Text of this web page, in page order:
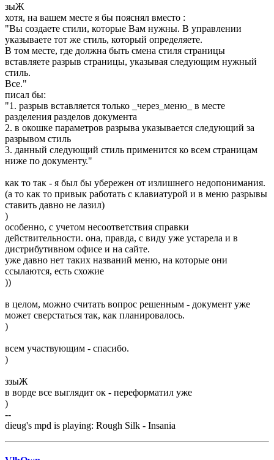
зыЖ
хотя, на вашем месте я бы пояснял вместо :
"Вы создаете стили, которые Вам нужны. В управлении
указываете тот же стиль, который определяете.
В том месте, где должна быть смена стиля страницы
вставляете разрыв страницы, указывая следующим нужный
стиль.
Все."
писал бы:
"1. разрыв вставляется только _через_меню_ в месте
разделения разделов документа
2. в окошке параметров разрыва указывается следующий за
разрывом стиль
3. данный следующий стиль применится ко всем страницам
ниже по документу."
как то так - я был бы убережен от излишнего недопонимания.
(а то как то привык работать с клавиатурой и в меню разрывы
ставить давно не лазил)
)
особенно, с учетом несоответствия справки
действительности. она, правда, с виду уже устарела и в
дистрибутивном офисе и на сайте.
уже давно нет таких названий меню, на которые они
ссылаются, есть схожие
))
в целом, можно считать вопрос решенным - документ уже
может сверстаться так, как планировалось.
)
всем участвующим - спасибо.
)
ззыЖ
в ворде все выглядит ок - переформатил уже
)
--
dieug's mpd is playing: Rough Silk - Insania